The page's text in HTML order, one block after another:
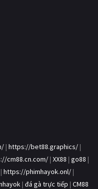
| https://bet88.graphics/ |
cm88.cn.com/ | XX88 | go88 |
| https://phimhayok.onl/ |
| đá gà trực tiếp | CM88